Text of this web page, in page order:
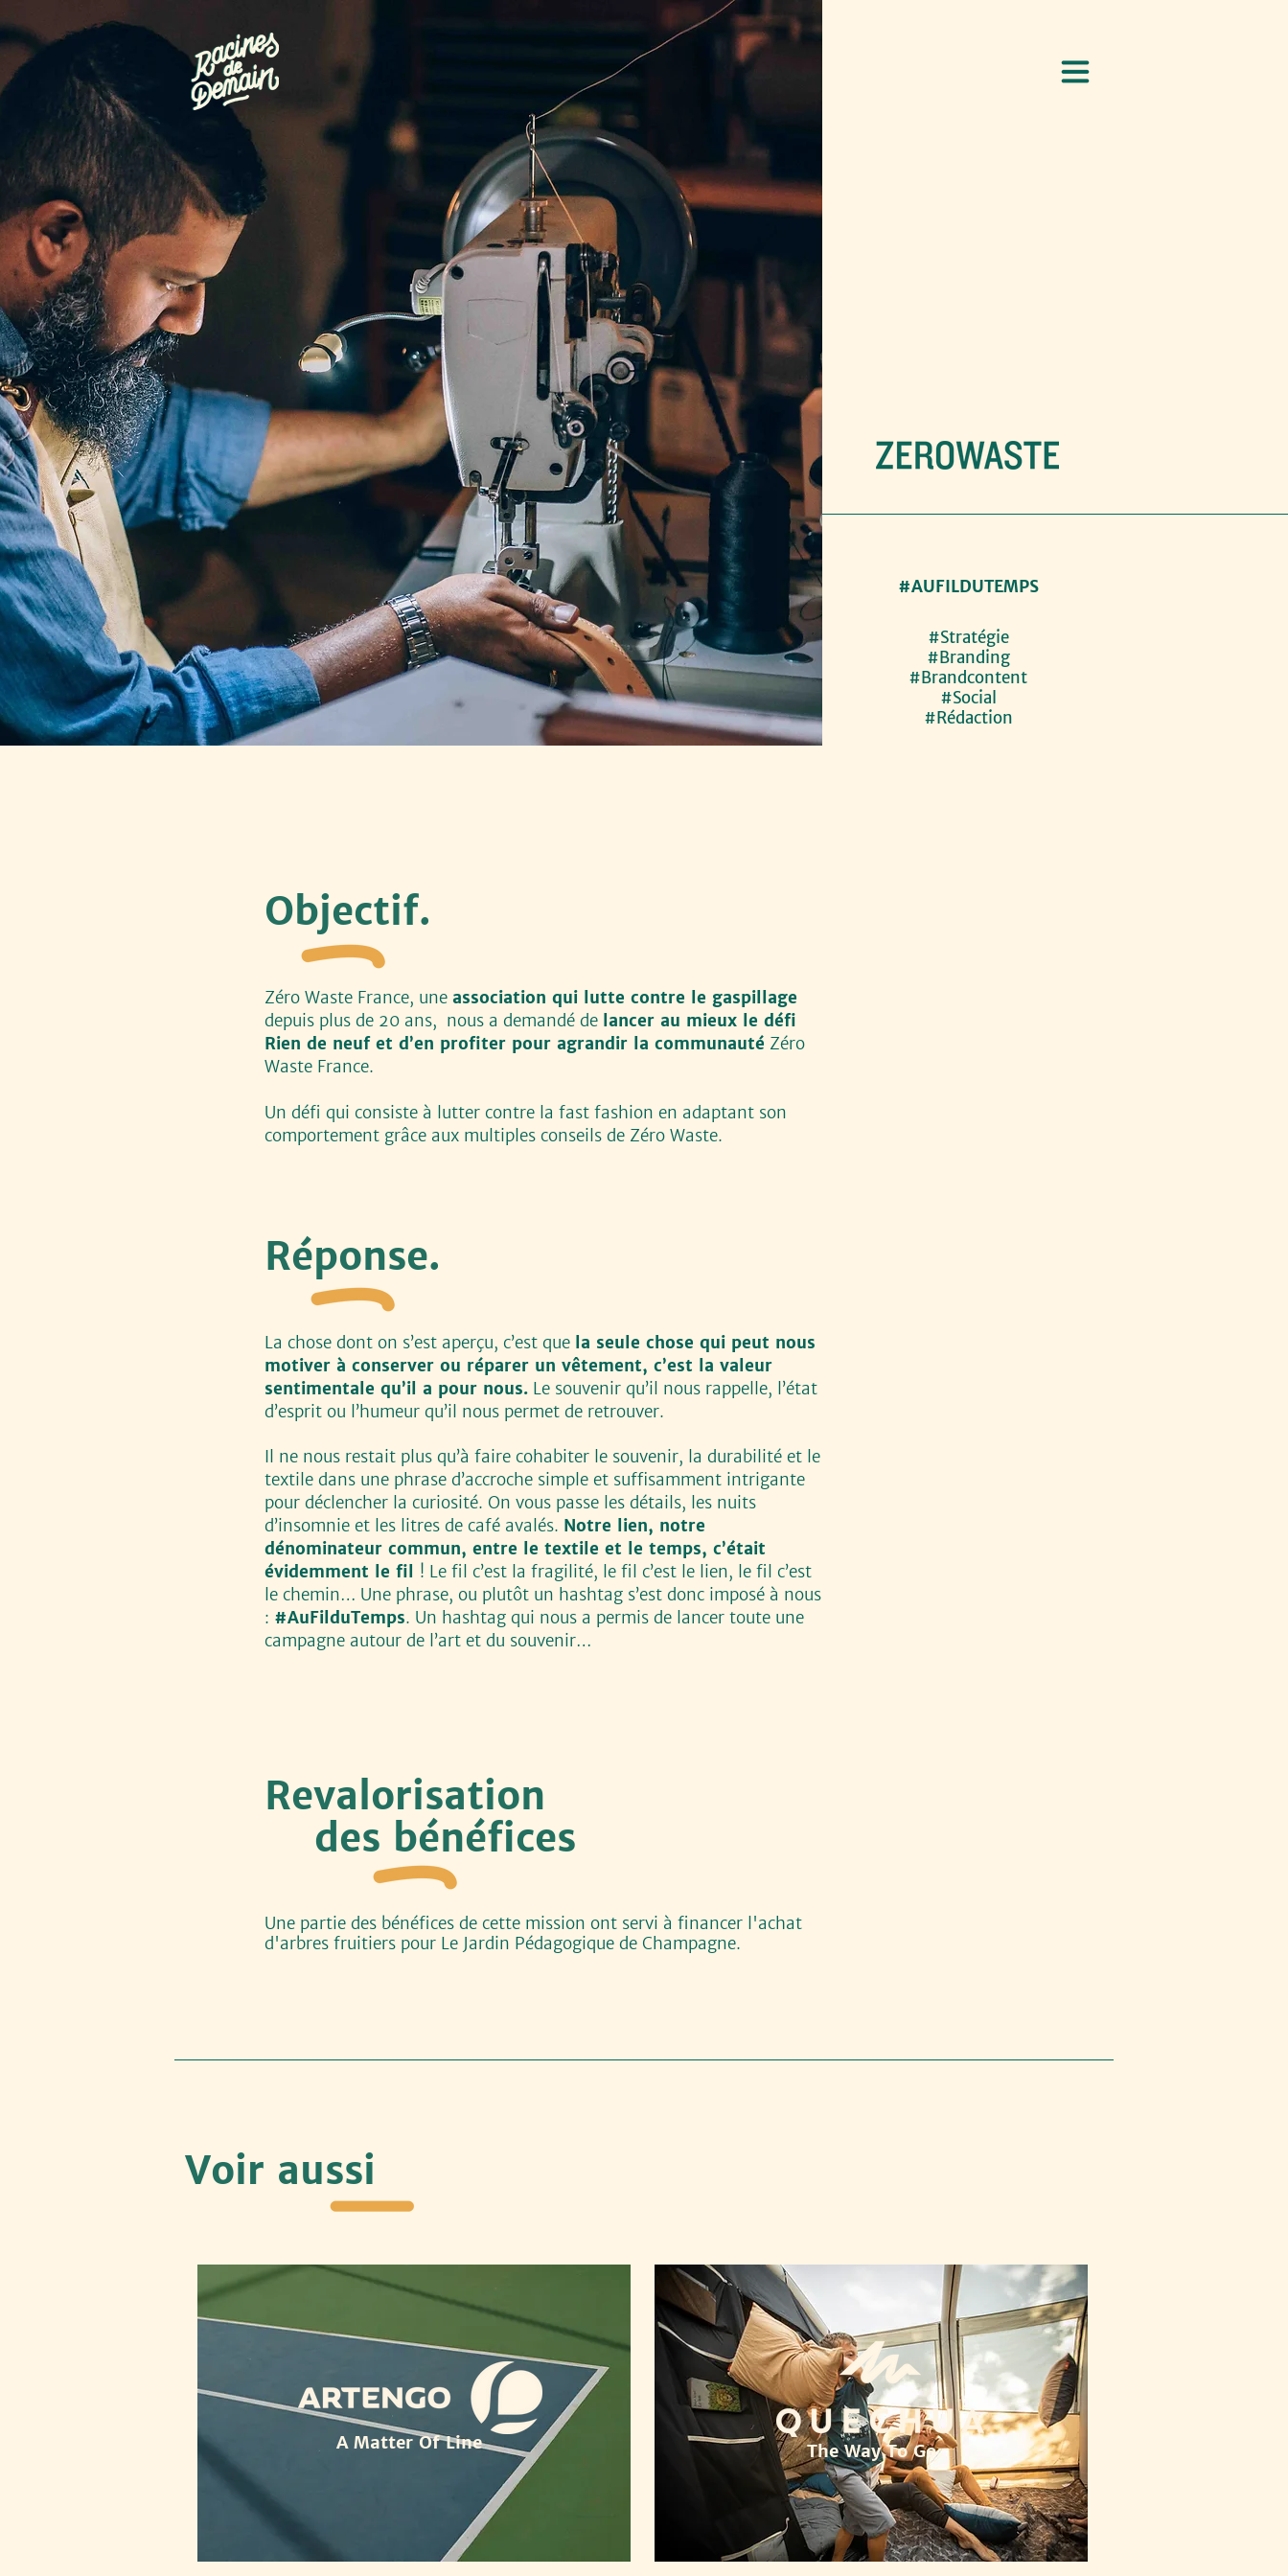
#AUFILDUTEMPS
#Stratégie
#Branding
#Brandcontent
#Social
#Rédaction
Objectif.
Zéro Waste France, une association qui lutte contre le gaspillage
depuis plus de 20 ans, nous a demandé de lancer au mieux le défi
Rien de neuf et d’en profiter pour agrandir la communauté Zéro
Waste France.
Un défi qui consiste à lutter contre la fast fashion en adaptant son
comportement grâce aux multiples conseils de Zéro Waste.
Réponse.
La chose dont on s’est aperçu, c’est que la seule chose qui peut nous
motiver à conserver ou réparer un vêtement, c’est la valeur
sentimentale qu’il a pour nous. Le souvenir qu’il nous rappelle, l’état
d’esprit ou l’humeur qu’il nous permet de retrouver.
Il ne nous restait plus qu’à faire cohabiter le souvenir, la durabilité et le
textile dans une phrase d’accroche simple et suffisamment intrigante
pour déclencher la curiosité. On vous passe les détails, les nuits
d’insomnie et les litres de café avalés. Notre lien, notre
dénominateur commun, entre le textile et le temps, c’était
évidemment le fil ! Le fil c’est la fragilité, le fil c’est le lien, le fil c’est
le chemin… Une phrase, ou plutôt un hashtag s’est donc imposé à nous
: #AuFilduTemps. Un hashtag qui nous a permis de lancer toute une
campagne autour de l’art et du souvenir…
Revalorisation
des bénéfices
Une partie des bénéfices de cette mission ont servi à financer l'achat
d'arbres fruitiers pour Le Jardin Pédagogique de Champagne.
Voir aussi
A Matter Of Line The Way To Go